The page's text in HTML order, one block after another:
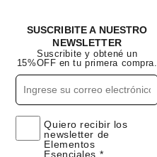
SUSCRIBITE A NUESTRO
NEWSLETTER
Suscribite y obtené un
15%OFF en tu primera compra.
Quiero recibir los
newsletter de
Elementos
Esenciales.*